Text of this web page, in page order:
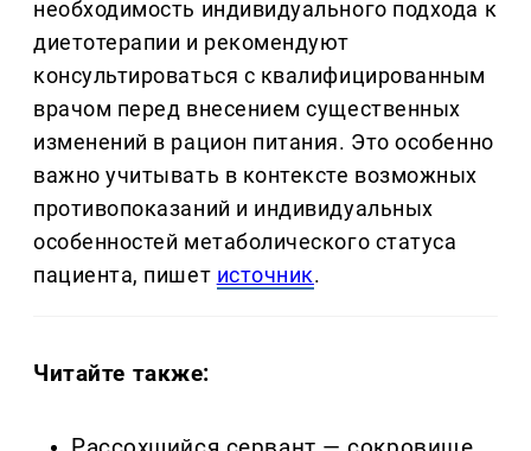
необходимость индивидуального подхода к
диетотерапии и рекомендуют
консультироваться с квалифицированным
врачом перед внесением существенных
изменений в рацион питания. Это особенно
важно учитывать в контексте возможных
противопоказаний и индивидуальных
особенностей метаболического статуса
пациента, пишет источник.
Читайте также: